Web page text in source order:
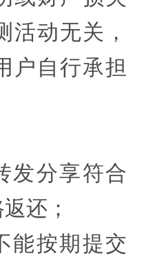
活动无关，
户自行承担
发分享符合
还；
能按期提交